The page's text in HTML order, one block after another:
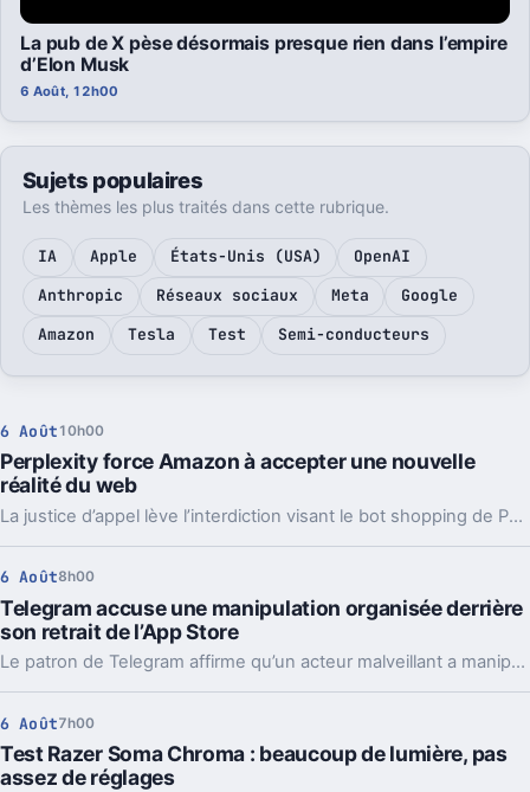
La pub de X pèse désormais presque rien dans l’empire
d’Elon Musk
6 Août, 12h00
Sujets populaires
Les thèmes les plus traités dans cette rubrique.
IA Apple États-Unis (USA)
OpenAI
Anthropic
Réseaux sociaux Meta
Google
Amazon
Tesla Test Semi-conducteurs
6 Août 10h00
Perplexity force Amazon à accepter une nouvelle
réalité du web
La justice d’appel lève l’interdiction visant le bot shopping de Perplexity sur Amazon. Une victoire nette, mais loin d’être la fin du match.
6 Août8h00
Telegram accuse une manipulation organisée derrière
son retrait de l’App Store
Le patron de Telegram affirme qu’un acteur malveillant a manipulé les signalements pour faire retirer l’app par Apple. Un précédent qui inquiète vraiment.
6 Août7h00
Test Razer Soma Chroma : beaucoup de lumière, pas
assez de réglages